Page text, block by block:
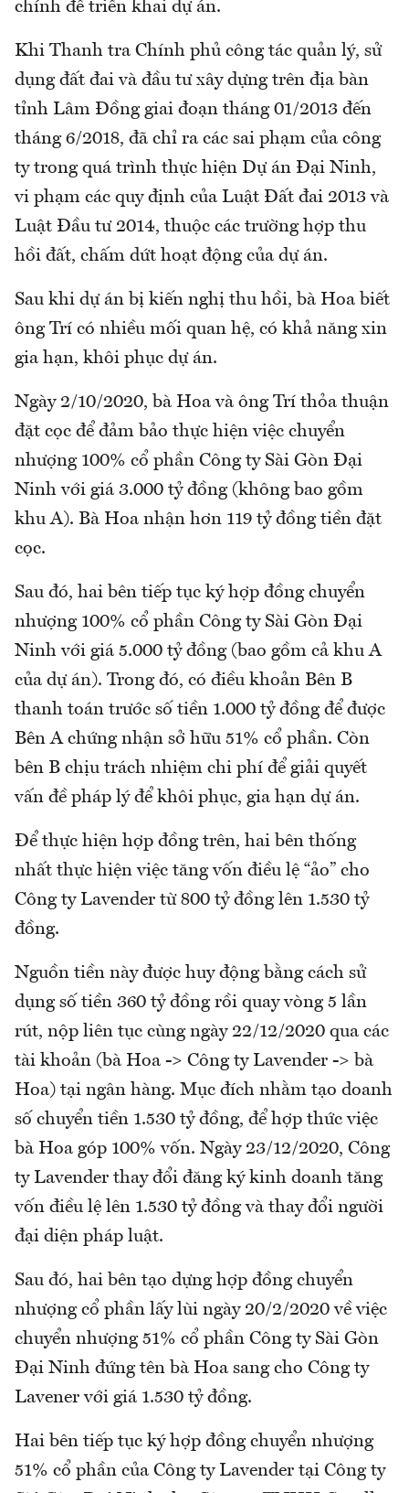
chính để triển khai dự án.
Khi Thanh tra Chính phủ công tác quản lý, sử
dụng đất đai và đầu tư xây dựng trên địa bàn
tỉnh Lâm Đồng giai đoạn tháng 01/2013 đến
tháng 6/2018, đã chỉ ra các sai phạm của công
ty trong quá trình thực hiện Dự án Đại Ninh,
vi phạm các quy định của Luật Đất đai 2013 và
Luật Đầu tư 2014, thuộc các trường hợp thu
hồi đất, chấm dứt hoạt động của dự án.
Sau khi dự án bị kiến nghị thu hồi, bà Hoa biết
ông Trí có nhiều mối quan hệ, có khả năng xin
gia hạn, khôi phục dự án.
Ngày 2/10/2020, bà Hoa và ông Trí thỏa thuận
đặt cọc để đảm bảo thực hiện việc chuyển
nhượng 100% cổ phần Công ty Sài Gòn Đại
Ninh với giá 3.000 tỷ đồng (không bao gồm
khu A). Bà Hoa nhận hơn 119 tỷ đồng tiền đặt
cọc.
Sau đó, hai bên tiếp tục ký hợp đồng chuyển
nhượng 100% cổ phần Công ty Sài Gòn Đại
Ninh với giá 5.000 tỷ đồng (bao gồm cả khu A
của dự án). Trong đó, có điều khoản Bên B
thanh toán trước số tiền 1.000 tỷ đồng để được
Bên A chứng nhận sở hữu 51% cổ phần. Còn
bên B chịu trách nhiệm chi phí để giải quyết
vấn đề pháp lý để khôi phục, gia hạn dự án.
Để thực hiện hợp đồng trên, hai bên thống
nhất thực hiện việc tăng vốn điều lệ “ảo” cho
Công ty Lavender từ 800 tỷ đồng lên 1.530 tỷ
đồng.
Nguồn tiền này được huy động bằng cách sử
dụng số tiền 360 tỷ đồng rồi quay vòng 5 lần
rút, nộp liên tục cùng ngày 22/12/2020 qua các
tài khoản (bà Hoa -> Công ty Lavender -> bà
Hoa) tại ngân hàng. Mục đích nhằm tạo doanh
số chuyển tiền 1.530 tỷ đồng, để hợp thức việc
bà Hoa góp 100% vốn. Ngày 23/12/2020, Công
ty Lavender thay đổi đăng ký kinh doanh tăng
vốn điều lệ lên 1.530 tỷ đồng và thay đổi người
đại diện pháp luật.
Sau đó, hai bên tạo dựng hợp đồng chuyển
nhượng cổ phần lấy lùi ngày 20/2/2020 về việc
chuyển nhượng 51% cổ phần Công ty Sài Gòn
Đại Ninh đứng tên bà Hoa sang cho Công ty
Lavener với giá 1.530 tỷ đồng.
Hai bên tiếp tục ký hợp đồng chuyển nhượng
51% cổ phần của Công ty Lavender tại Công ty